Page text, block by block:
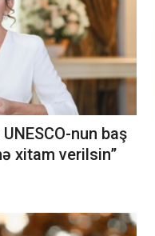
nun baş
xitam verilsin”